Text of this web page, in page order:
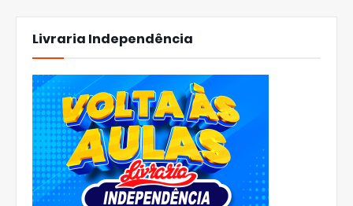
Livraria Independência